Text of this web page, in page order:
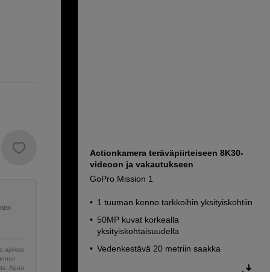
ajoissa,
Apua
Actionkamera teräväpiirteiseen 8K30-
videoon ja vakautukseen
GoPro Mission 1
1 tuuman kenno tarkkoihin yksityiskohtiin
50MP kuvat korkealla
yksityiskohtaisuudella
Vedenkestävä 20 metriin saakka